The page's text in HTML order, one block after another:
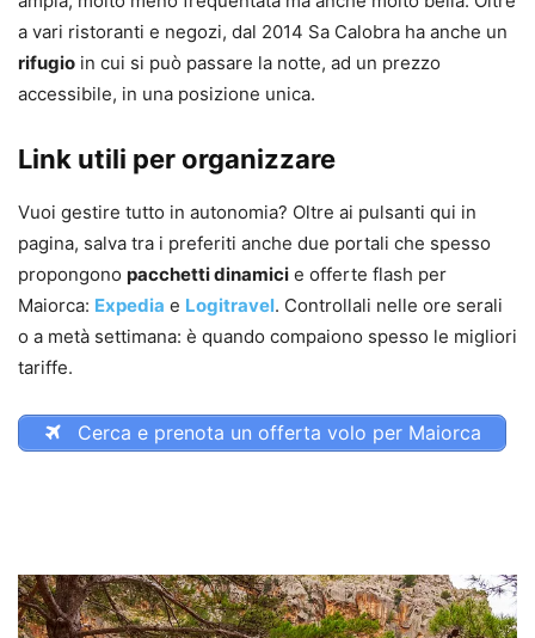
a vari ristoranti e negozi, dal 2014 Sa Calobra ha anche un
rifugio in cui si può passare la notte, ad un prezzo
accessibile, in una posizione unica.
Link utili per organizzare
Vuoi gestire tutto in autonomia? Oltre ai pulsanti qui in
pagina, salva tra i preferiti anche due portali che spesso
propongono pacchetti dinamici e offerte flash per
Maiorca: Expedia e Logitravel. Controllali nelle ore serali
o a metà settimana: è quando compaiono spesso le migliori
tariffe.
Cerca e prenota un offerta volo per Maiorca